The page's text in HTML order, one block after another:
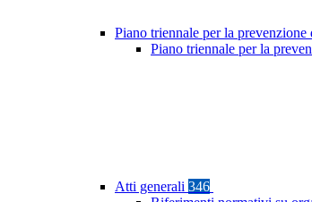
Piano triennale per la
Piano triennale per la
Atti generali 346